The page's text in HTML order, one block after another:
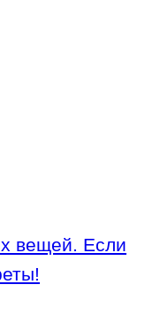
вещей. Если